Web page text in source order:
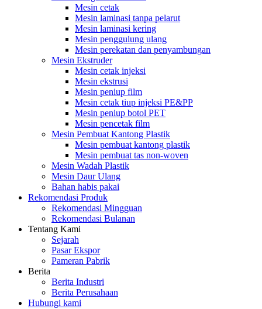
Mesin cetak
Mesin laminasi tanpa pelarut
Mesin laminasi kering
Mesin penggulung ulang
Mesin perekatan dan penyambungan
Mesin Ekstruder
Mesin cetak injeksi
Mesin ekstrusi
Mesin peniup film
Mesin cetak tiup injeksi PE&PP
Mesin peniup botol PET
Mesin pencetak film
Mesin Pembuat Kantong Plastik
Mesin pembuat kantong plastik
Mesin pembuat tas non-woven
Mesin Wadah Plastik
Mesin Daur Ulang
Bahan habis pakai
Rekomendasi Produk
Rekomendasi Mingguan
Rekomendasi Bulanan
Tentang Kami
Sejarah
Pasar Ekspor
Pameran Pabrik
Berita
Berita Industri
Berita Perusahaan
Hubungi kami